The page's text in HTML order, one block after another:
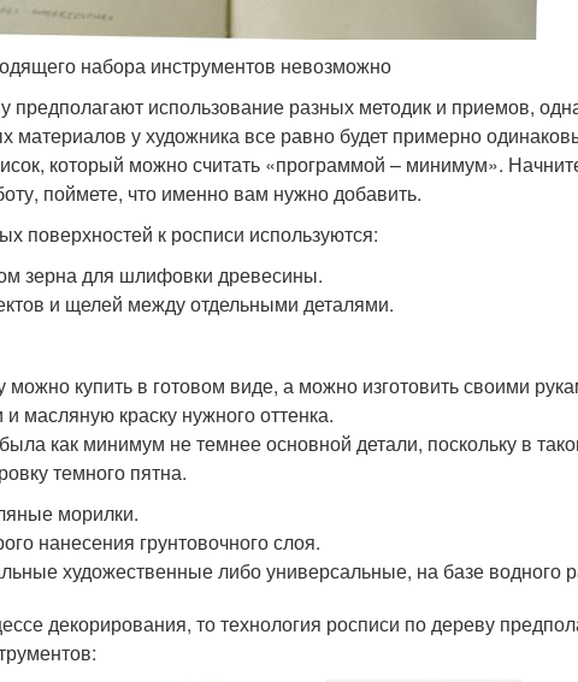
набора инструментов невозможно
предполагают использование разных методик и приемов,
материалов у художника все равно будет примерно
который можно считать «программой – минимум».
поймете, что именно вам нужно добавить.
поверхностей к росписи используются:
зерна для шлифовки древесины.
и щелей между отдельными деталями.
купить в готовом виде, а можно изготовить своими
масляную краску нужного оттенка.
как минимум не темнее основной детали, поскольку в
темного пятна.
морилки.
нанесения грунтовочного слоя.
художественные либо универсальные, на базе водного
декорирования, то технология росписи по дереву